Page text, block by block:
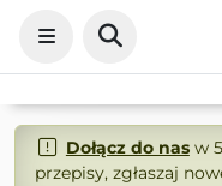
Dołącz do nasw
przepisy, zgłaszaj